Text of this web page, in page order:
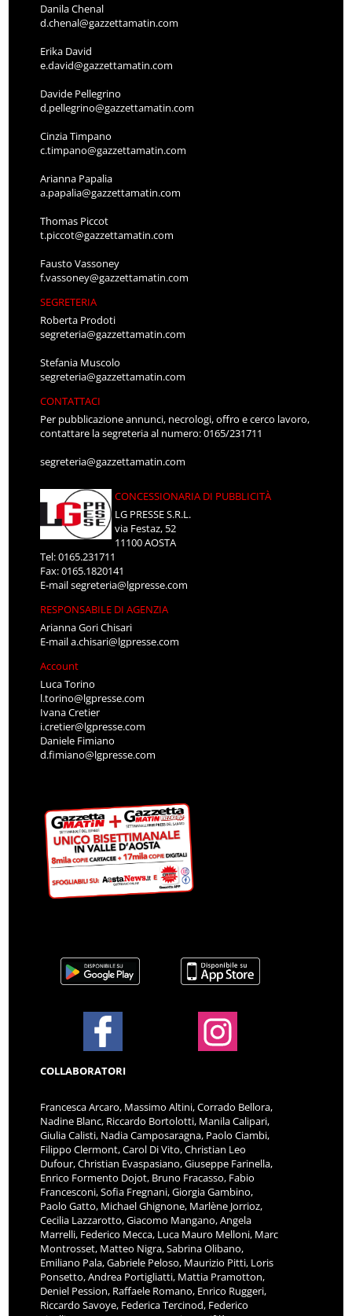
Danila Chenal
d.chenal@gazzettamatin.com
Erika David
e.david@gazzettamatin.com
Davide Pellegrino
d.pellegrino@gazzettamatin.com
Cinzia Timpano
c.timpano@gazzettamatin.com
Arianna Papalia
a.papalia@gazzettamatin.com
Thomas Piccot
t.piccot@gazzettamatin.com
Fausto Vassoney
f.vassoney@gazzettamatin.com
SEGRETERIA
Roberta Prodoti
segreteria@gazzettamatin.com
Stefania Muscolo
segreteria@gazzettamatin.com
CONTATTACI
Per pubblicazione annunci, necrologi, offro e cerco lavoro,
contattare la segreteria al numero: 0165/231711
segreteria@gazzettamatin.com
CONCESSIONARIA DI PUBBLICITÀ
LG PRESSE S.R.L.
via Festaz, 52
11100 AOSTA
Tel: 0165.231711
Fax: 0165.1820141
E-mailsegreteria@lgpresse.com
RESPONSABILE DI AGENZIA
Arianna Gori Chisari
E-maila.chisari@lgpresse.com
Account
Luca Torino
l.torino@lgpresse.com
Ivana Cretier
i.cretier@lgpresse.com
Daniele Fimiano
d.fimiano@lgpresse.com
COLLABORATORI
Francesca Arcaro, Massimo Altini, Corrado Bellora,
Nadine Blanc, Riccardo Bortolotti, Manila Calipari,
Giulia Calisti, Nadia Camposaragna, Paolo Ciambi,
Filippo Clermont, Carol Di Vito, Christian Leo
Dufour, Christian Evaspasiano, Giuseppe Farinella,
Enrico Formento Dojot, Bruno Fracasso, Fabio
Francesconi, Sofia Fregnani, Giorgia Gambino,
Paolo Gatto, Michael Ghignone, Marlène Jorrioz,
Cecilia Lazzarotto, Giacomo Mangano, Angela
Marrelli, Federico Mecca, Luca Mauro Melloni, Marc
Montrosset, Matteo Nigra, Sabrina Olibano,
Emiliano Pala, Gabriele Peloso, Maurizio Pitti, Loris
Ponsetto, Andrea Portigliatti, Mattia Pramotton,
Deniel Pession, Raffaele Romano, Enrico Ruggeri,
Riccardo Savoye, Federica Tercinod, Federico